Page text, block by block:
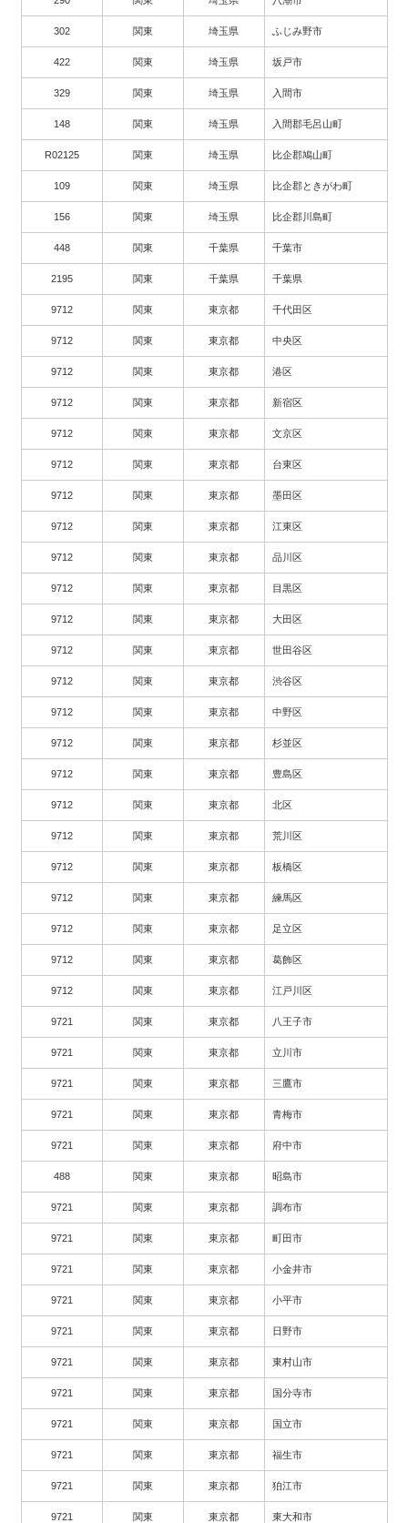
302 関東 埼玉県 ふじみ野市
422 関東 埼玉県 坂戸市
329 関東 埼玉県 入間市
148 関東 埼玉県 入間郡毛呂山町
R02125 関東 埼玉県 比企郡鳩山町
109 関東 埼玉県 比企郡ときがわ町
156 関東 埼玉県 比企郡川島町
448 関東 千葉県 千葉市
2195 関東 千葉県 千葉県
9712 関東 東京都 千代田区
9712 関東 東京都 中央区
9712 関東 東京都 港区
9712 関東 東京都 新宿区
9712 関東 東京都 文京区
9712 関東 東京都 台東区
9712 関東 東京都 墨田区
9712 関東 東京都 江東区
9712 関東 東京都 品川区
9712 関東 東京都 目黒区
9712 関東 東京都 大田区
9712 関東 東京都 世田谷区
9712 関東 東京都 渋谷区
9712 関東 東京都 中野区
9712 関東 東京都 杉並区
9712 関東 東京都 豊島区
9712 関東 東京都 北区
9712 関東 東京都 荒川区
9712 関東 東京都 板橋区
9712 関東 東京都 練馬区
9712 関東 東京都 足立区
9712 関東 東京都 葛飾区
9712 関東 東京都 江戸川区
9721 関東 東京都 八王子市
9721 関東 東京都 立川市
9721 関東 東京都 三鷹市
9721 関東 東京都 青梅市
9721 関東 東京都 府中市
488 関東 東京都 昭島市
9721 関東 東京都 調布市
9721 関東 東京都 町田市
9721 関東 東京都 小金井市
9721 関東 東京都 小平市
9721 関東 東京都 日野市
9721 関東 東京都 東村山市
9721 関東 東京都 国分寺市
9721 関東 東京都 国立市
9721 関東 東京都 福生市
9721 関東 東京都 狛江市
9721 関東 東京都 東大和市